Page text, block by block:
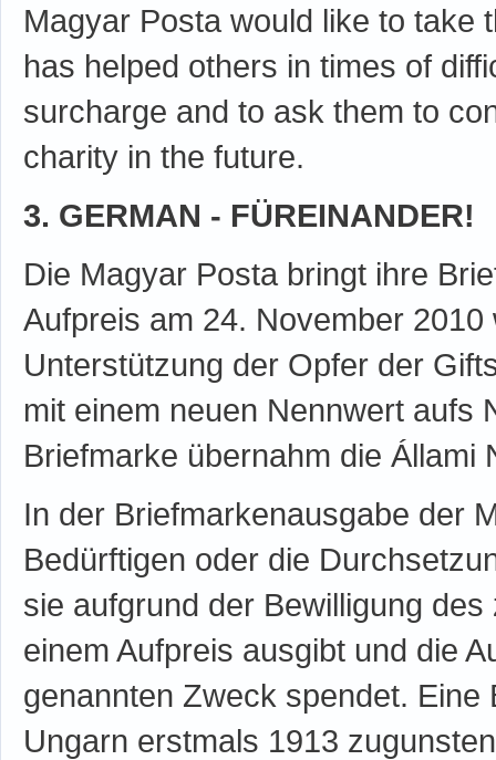
Magyar Posta would like to take
has helped others in times of
surcharge and to ask them to
charity in the future.
3. GERMAN - FÜREINANDER!
Die Magyar Posta bringt ihre
Aufpreis am 24. November
Unterstützung der Opfer der
mit einem neuen Nennwert aufs
Briefmarke übernahm die Állami
In der Briefmarkenausgabe der
Bedürftigen oder die
sie aufgrund der Bewilligung
einem Aufpreis ausgibt und die
genannten Zweck spendet.
Ungarn erstmals 1913